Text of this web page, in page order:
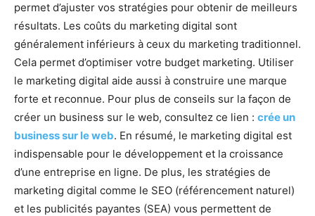
permet d’ajuster vos stratégies pour obtenir de meilleurs
résultats. Les coûts du marketing digital sont
généralement inférieurs à ceux du marketing traditionnel.
Cela permet d’optimiser votre budget marketing. Utiliser
le marketing digital aide aussi à construire une marque
forte et reconnue. Pour plus de conseils sur la façon de
créer un business sur le web, consultez ce lien : crée un
business sur le web. En résumé, le marketing digital est
indispensable pour le développement et la croissance
d’une entreprise en ligne. De plus, les stratégies de
marketing digital comme le SEO (référencement naturel)
et les publicités payantes (SEA) vous permettent de